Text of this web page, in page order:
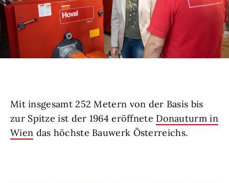
Mit insgesamt 252 Metern von der Basis bis
zur Spitze ist der 1964 eröffnete Donauturm in
Wien das höchste Bauwerk Österreichs.